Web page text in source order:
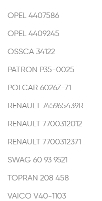
OPEL 4407586
OPEL 4409245
OSSCA 34122
PATRON P35-0025
POLCAR 6026Z-71
RENAULT 745965439R
RENAULT 7700312012
RENAULT 7700312371
SWAG 60 93 9521
TOPRAN 208 458
VAICO V40-1103